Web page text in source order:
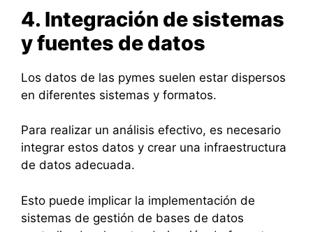
4. Integración de sistemas
y fuentes de datos
Los datos de las pymes suelen estar dispersos
en diferentes sistemas y formatos.
Para realizar un análisis efectivo, es necesario
integrar estos datos y crear una infraestructura
de datos adecuada.
Esto puede implicar la implementación de
sistemas de gestión de bases de datos